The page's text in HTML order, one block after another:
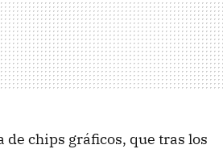
de chips gráficos, que tras los